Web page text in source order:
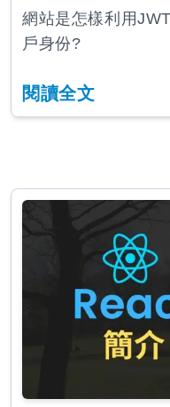
網站是怎樣利用
戶身份?
閱讀全文